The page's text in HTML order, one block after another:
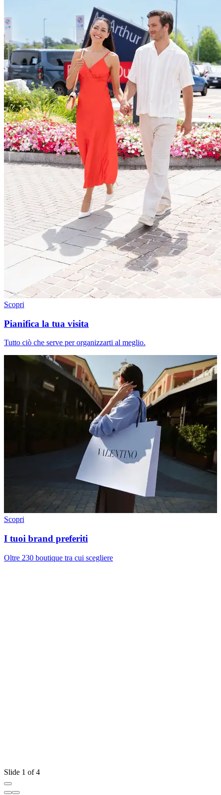
Scopri
Pianifica la tua visita
Tutto ciò che serve per organizzarti al meglio.
Scopri
I tuoi brand preferiti
Oltre 230 boutique tra cui scegliere
Slide 1 of 4